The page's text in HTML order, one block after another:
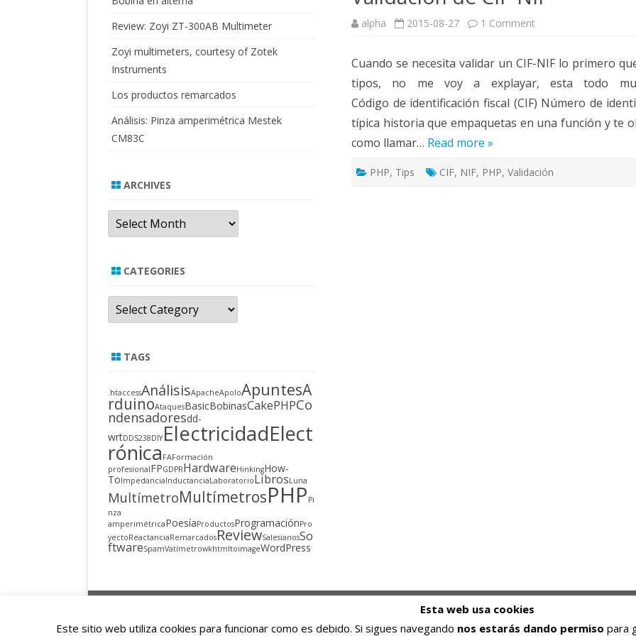
VALIDACIÓN DE CIF-NIF
alpha 2015-08-27 1 Comment
NIF
Cuando se necesita validar un CIF-NIF lo primero
tipos, no me voy a explayar, esta todo
Código de identificación fiscal (CIF) Número de
típica historia que empaquetas en una función y te
como llamar… Read more »
PHP, Tips CIF, NIF, PHP,Validación
Review: Zoyi ZT-300AB Multimeter
Zoyi multimeters, courtesy of Zotek
Instruments
Los productos remarcados
Análisis: Pinza amperimétrica Mestek
CM83C
ARCHIVES
Archives
CATEGORIES
Categories
TAGS
.htaccessAnálisisApacheApoloApuntesA
rduinoAtaquesBasicBobinasCakePHPCo
ndensadoresdd-
wrtDDS238DIYElectricidadElect
rónica FAFormación
profesionalFPGDPRHardwareHinkingHow-
ToImpedanciaInductanciaLaboratorioLibrosLuna
MultímetroMultímetrosPHP Pi
nza
amperimétricaPoesíaProductosProgramaciónPro
yectoReactanciaRemarcadosReviewSalesianosSo
ftwareSpamVatímetrowkhtmltoimageWordPress
Programar es una pasión, resolver problemas un
pasatiempo, superarse una meta.
Esta web usa cookies
Este sitio web utiliza cookies para funcionar como es debido. Si sigues navegando nos estarás dando permiso para